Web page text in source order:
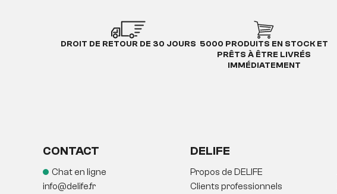
DROIT DE RETOUR DE 30 JOURS 5000 PRODUITS EN STOCK ET
PRÊTS À ÊTRE LIVRÉS
IMMÉDIATEMENT
CONTACT
Chat en ligne
info@delife.fr
DELIFE
Propos de DELIFE
Clients professionnels